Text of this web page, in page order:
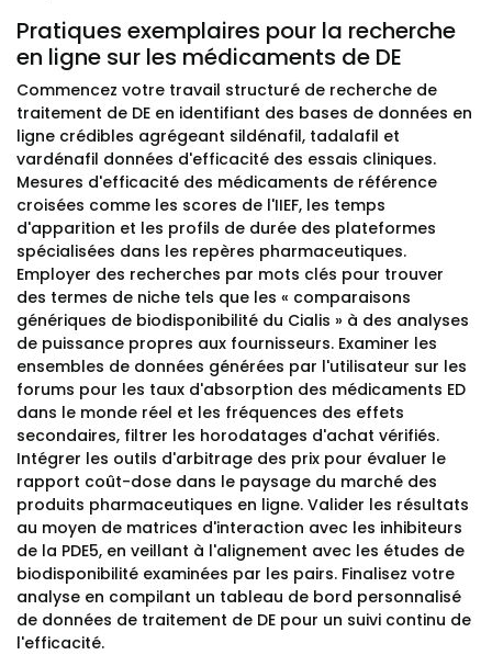
Pratiques exemplaires pour la recherche
en ligne sur les médicaments de DE
Commencez votre travail structuré de recherche de
traitement de DE en identifiant des bases de données en
ligne crédibles agrégeant sildénafil, tadalafil et
vardénafil données d'efficacité des essais cliniques.
Mesures d'efficacité des médicaments de référence
croisées comme les scores de l'IIEF, les temps
d'apparition et les profils de durée des plateformes
spécialisées dans les repères pharmaceutiques.
Employer des recherches par mots clés pour trouver
des termes de niche tels que les « comparaisons
génériques de biodisponibilité du Cialis » à des analyses
de puissance propres aux fournisseurs. Examiner les
ensembles de données générées par l'utilisateur sur les
forums pour les taux d'absorption des médicaments ED
dans le monde réel et les fréquences des effets
secondaires, filtrer les horodatages d'achat vérifiés.
Intégrer les outils d'arbitrage des prix pour évaluer le
rapport coût-dose dans le paysage du marché des
produits pharmaceutiques en ligne. Valider les résultats
au moyen de matrices d'interaction avec les inhibiteurs
de la PDE5, en veillant à l'alignement avec les études de
biodisponibilité examinées par les pairs. Finalisez votre
analyse en compilant un tableau de bord personnalisé
de données de traitement de DE pour un suivi continu de
l'efficacité.